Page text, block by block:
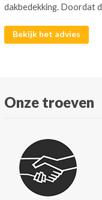
dakbedekking. Doordat
Bekijk het advies
Onze troeven